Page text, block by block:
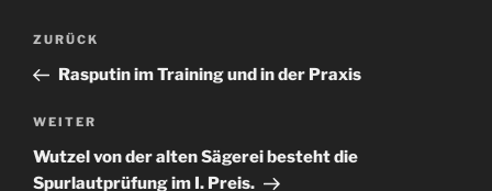
Beitragsnavigation
Vorheriger
Beitrag
ZURÜCK
Rasputin im Training und in der Praxis
Nächster
Beitrag
WEITER
Wutzel von der alten Sägerei besteht die
Spurlautprüfung im I. Preis.